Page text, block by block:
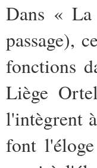
Dans «
passage),
fonctions
Liège
l'intègrent
font